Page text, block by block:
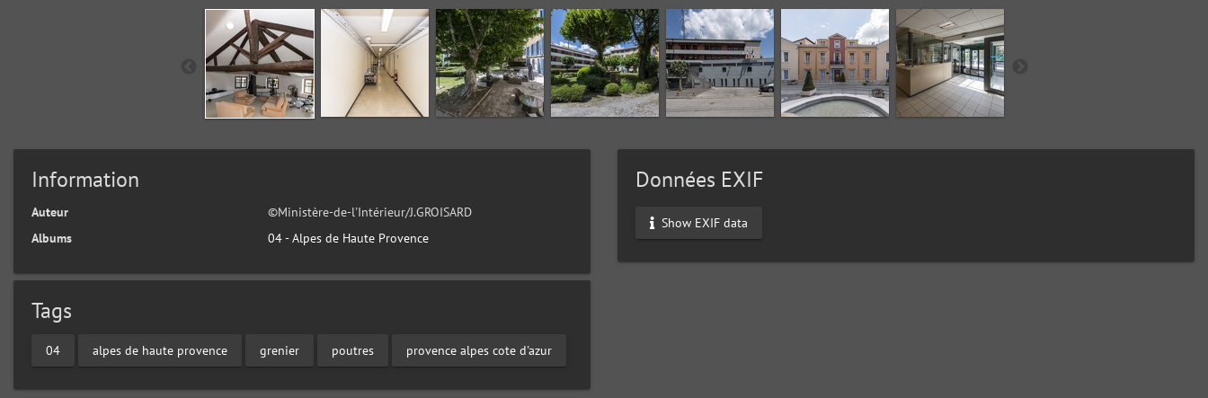
Information
Auteur
©Ministère-de-l'Intérieur/J.GROISARD
Albums
04 - Alpes de Haute Provence
Tags
04 alpes de haute provence grenier poutres provence alpes cote d'azur
Données EXIF
Show EXIF data